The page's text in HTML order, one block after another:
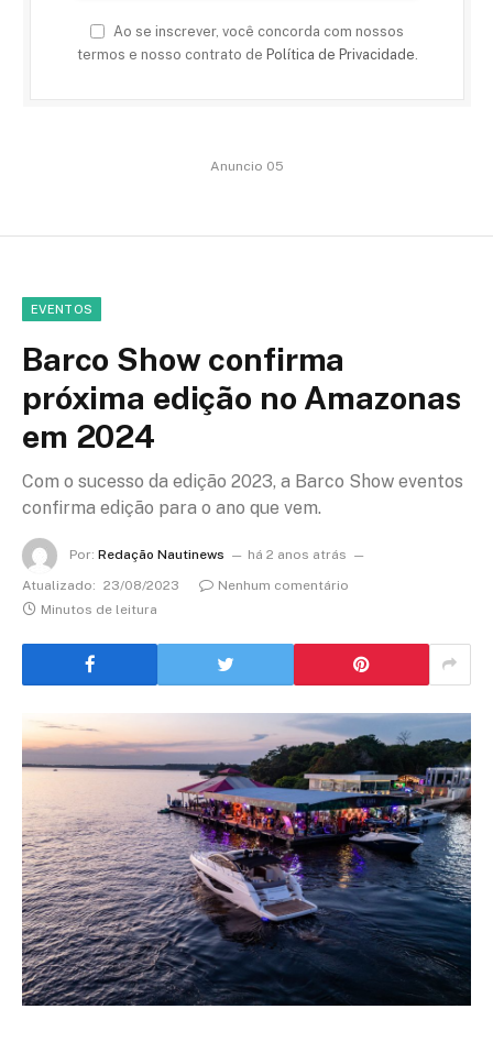
Ao se inscrever, você concorda com nossos
termos e nosso contrato de Política de Privacidade
Anuncio 05
EVENTOS
Barco Show confirma
próxima edição no Amazonas
em 2024
Com o sucesso da edição 2023, a Barco Show eventos
confirma edição para o ano que vem.
Por: Redação Nautinews
há 2 anos atrás
Atualizado: 23/08/2023
Nenhum comentário
Minutos de leitura